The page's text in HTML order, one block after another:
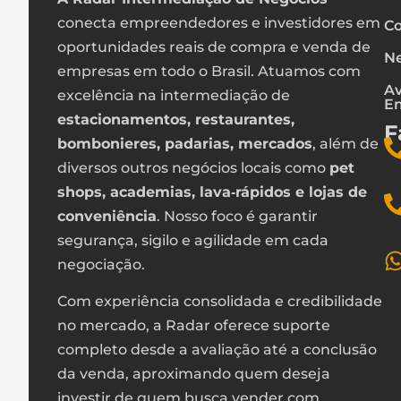
conecta empreendedores e investidores em
oportunidades reais de compra e venda de
empresas em todo o Brasil. Atuamos com
excelência na intermediação de
estacionamentos, restaurantes,
bombonieres, padarias, mercados, além de
diversos outros negócios locais como pet
shops, academias, lava‑rápidos e lojas de
conveniência. Nosso foco é garantir
segurança, sigilo e agilidade em cada
negociação.
Com experiência consolidada e credibilidade
no mercado, a Radar oferece suporte
completo desde a avaliação até a conclusão
da venda, aproximando quem deseja